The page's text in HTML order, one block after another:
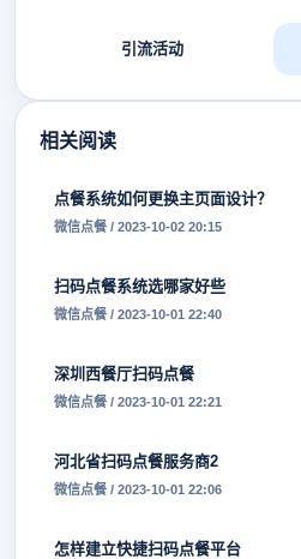
引流活动
相关阅读
点餐系统如何更换主页面设计？
微信点餐 / 2023-10-02 20:15
扫码点餐系统选哪家好些
微信点餐 / 2023-10-01 22:40
深圳西餐厅扫码点餐
微信点餐 / 2023-10-01 22:21
河北省扫码点餐服务商2
微信点餐 / 2023-10-01 22:06
怎样建立快捷扫码点餐平台